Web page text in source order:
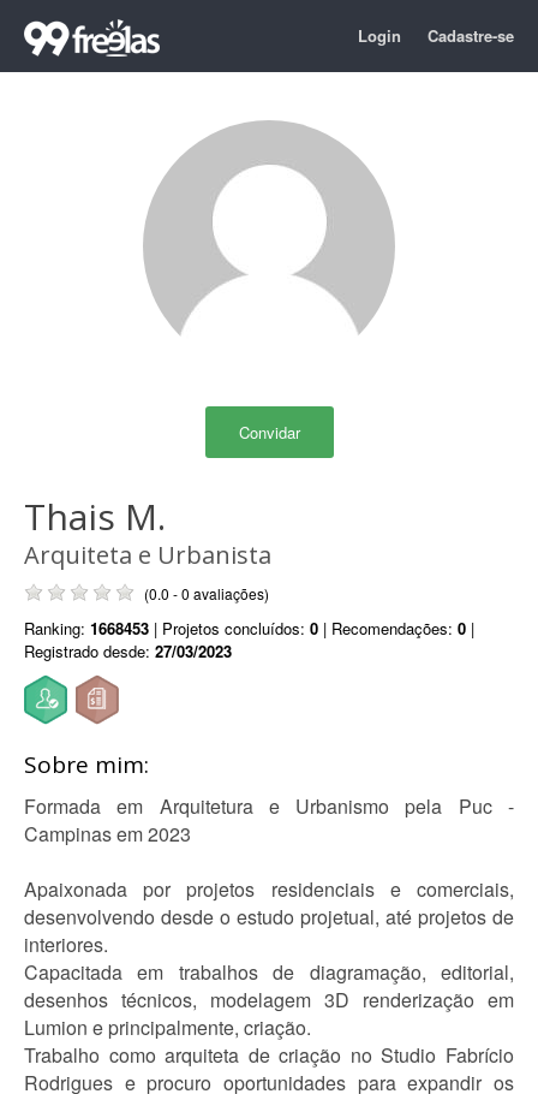
Login Cadastre-se
Convidar
Thais M.
Arquiteta e Urbanista
(0.0 - 0 avaliações)
Ranking: 1668453 | Projetos concluídos: 0 | Recomendações: 0 |
Registrado desde: 27/03/2023
Sobre mim:
Formada em Arquitetura e Urbanismo pela Puc -
Campinas em 2023
Apaixonada por projetos residenciais e comerciais,
desenvolvendo desde o estudo projetual, até projetos de
interiores.
Capacitada em trabalhos de diagramação, editorial,
desenhos técnicos, modelagem 3D renderização em
Lumion e principalmente, criação.
Trabalho como arquiteta de criação no Studio Fabrício
Rodrigues e procuro oportunidades para expandir os